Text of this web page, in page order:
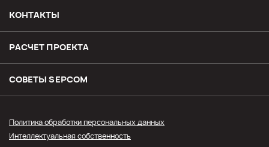
Возврат и обмен товара
Доставка
Оплата
Оптовым покупателям
КОНТАКТЫ
РАСЧЕТ ПРОЕКТА
СОВЕТЫ SЕPCOM
Политика обработки персональных данных
Интеллектуальная собственность